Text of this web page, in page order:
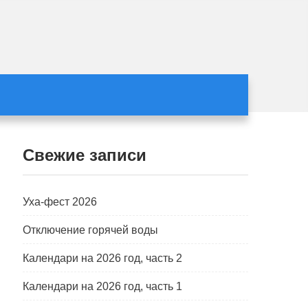
Свежие записи
Уха-фест 2026
Отключение горячей воды
Календари на 2026 год, часть 2
Календари на 2026 год, часть 1